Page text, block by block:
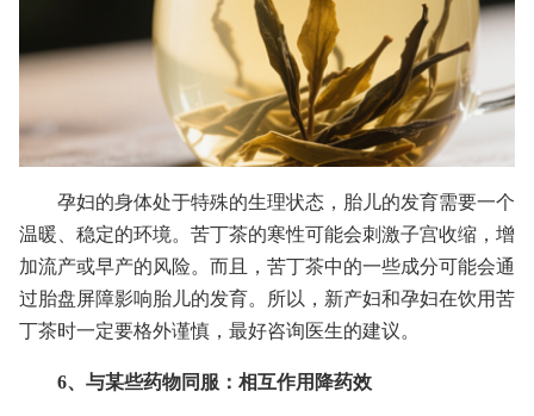
孕妇的身体处于特殊的生理状态，胎儿的发育需要一个
温暖、稳定的环境。苦丁茶的寒性可能会刺激子宫收缩，增
加流产或早产的风险。而且，苦丁茶中的一些成分可能会通
过胎盘屏障影响胎儿的发育。所以，新产妇和孕妇在饮用苦
丁茶时一定要格外谨慎，最好咨询医生的建议。
6、与某些药物同服：相互作用降药效